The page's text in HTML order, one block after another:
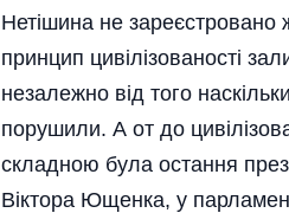
Нетішина не
принцип цивілізованості
незалежно від того
порушили. А от до
складною була остання
Віктора Ющенка, у